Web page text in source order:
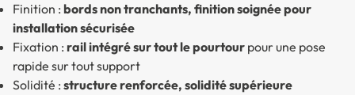
Finition : bords non tranchants, finition soignée pour
installation sécurisée
Fixation : rail intégré sur tout le pourtour pour une pose
rapide sur tout support
Solidité : structure renforcée, solidité supérieure